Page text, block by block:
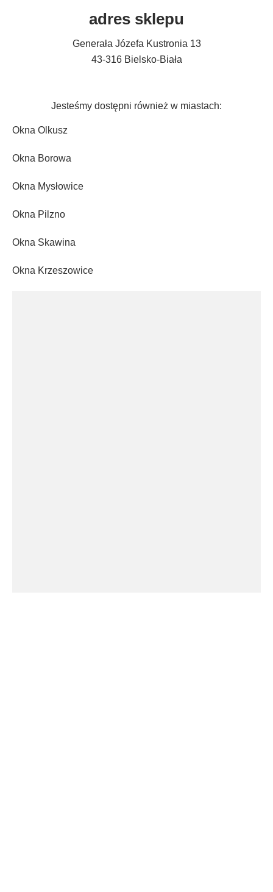
adres sklepu
Generała Józefa Kustronia 13
43-316 Bielsko-Biała
Jesteśmy dostępni również w miastach:
Okna Olkusz
Okna Borowa
Okna Mysłowice
Okna Pilzno
Okna Skawina
Okna Krzeszowice